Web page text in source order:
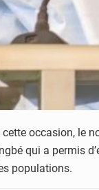
occasion, le
qui a permis
populations.